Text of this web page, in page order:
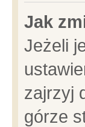
Jak
Jeżeli
zajrzyj
górze